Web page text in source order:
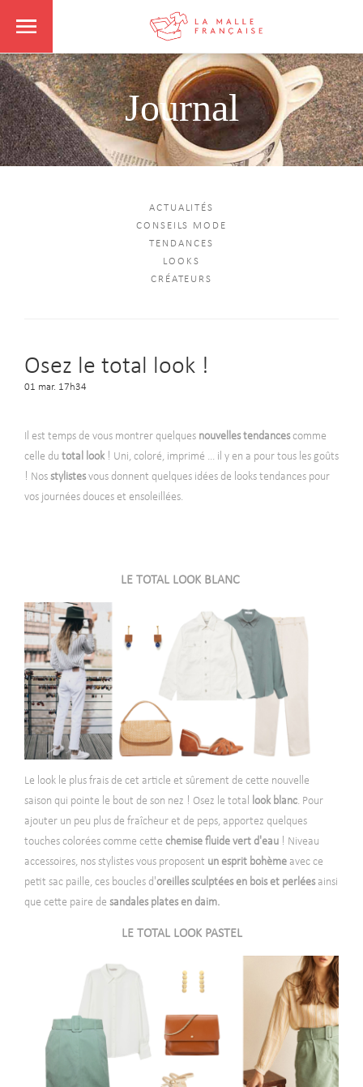
Journal
ACTUALITÉS
CONSEILS MODE
TENDANCES
LOOKS
CRÉATEURS
Osez le total look !
01 mar. 17h34
Il est temps de vous montrer quelques nouvelles tendancescomme
celle du total look! Uni, coloré, imprimé ... il y en a pour tous les goûts
! Nos stylistesvous donnent quelques idées de looks tendances pour
vos journées douces et ensoleillées.
LE TOTAL LOOK BLANC
Le look le plus frais de cet article et sûrement de cette nouvelle
saison qui pointe le bout de son nez ! Osez le total look blanc. Pour
ajouter un peu plus de fraîcheur et de peps, apportez quelques
touches colorées comme cette chemise fluide vert d'eau ! Niveau
accessoires, nos stylistes vous proposent un esprit bohème avec ce
petit sac paille, ces boucles d'oreilles sculptées en bois et perléesainsi
que cette paire de sandales plates en daim.
LE TOTAL LOOK PASTEL